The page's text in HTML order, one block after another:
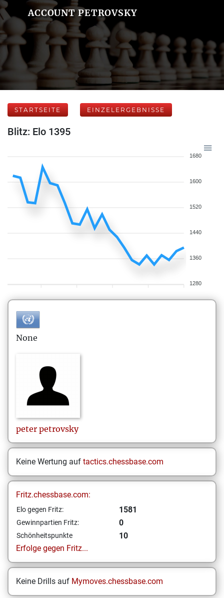
ACCOUNT PETROVSKY
STARTSEITE EINZELERGEBNISSE
Blitz: Elo 1395
1680
1600
1520
1440
1360
1280
None
peter petrovsky
Keine Wertung auf tactics.chessbase.com
Fritz.chessbase.com:
Elo gegen Fritz: 1581
Gewinnpartien Fritz: 0
Schönheitspunkte
10
Erfolge gegen Fritz...
Keine Drills auf Mymoves.chessbase.com